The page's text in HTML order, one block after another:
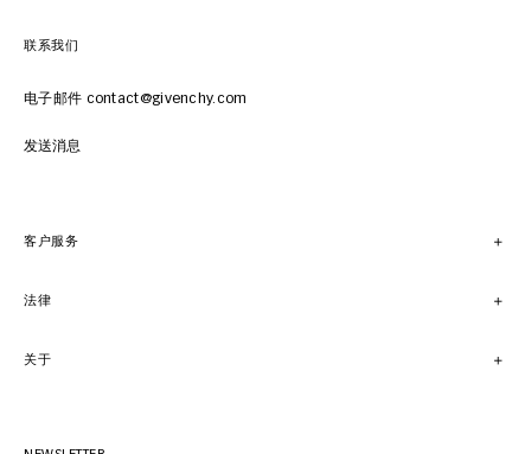
联系我们
电子邮件 contact@givenchy.com
发送消息
客户服务
法律
关于